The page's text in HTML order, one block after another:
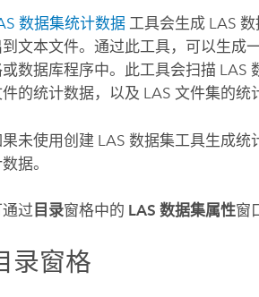
数据集统计数据 工具会生成 LAS
到文本文件。通过此工具，可以生成
数据库程序中。此工具会扫描 LAS
的统计数据，以及 LAS 文件集的统
未使用创建 LAS 数据集工具生成统
据。
通过目录窗格中的 LAS 数据集属性窗
录窗格